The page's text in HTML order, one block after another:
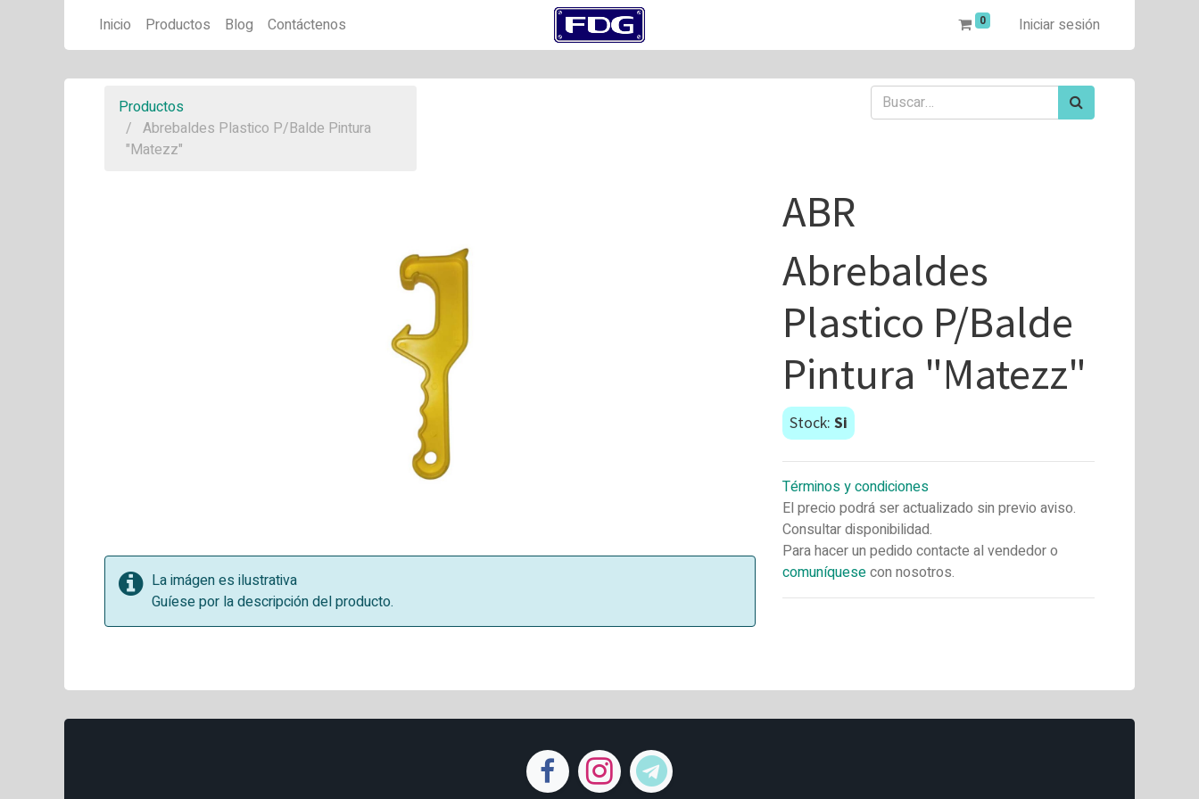
Inicio Productos Blog Contáctenos 0 Iniciar sesión
Productos
Abrebaldes Plastico P/Balde Pintura
"Matezz"
La imágen es ilustrativa
Guíese por la descripción del producto.
ABR
Abrebaldes
Plastico P/Balde
Pintura "Matezz"
Stock: Si
Términos y condiciones
El precio podrá ser actualizado sin previo aviso.
Consultar disponibilidad.
Para hacer un pedido contacte al vendedor o
comuníquesecon nosotros.